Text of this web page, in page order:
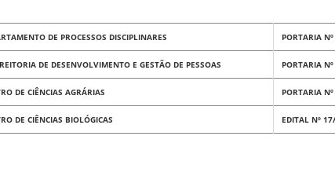
DE PROCESSOS DISCIPLINARES PORTARIA
DE DESENVOLVIMENTO E GESTÃO DE PESSOAS PORTARIA
DE CIÊNCIAS AGRÁRIAS PORTARIA
DE CIÊNCIAS BIOLÓGICAS EDITAL Nº